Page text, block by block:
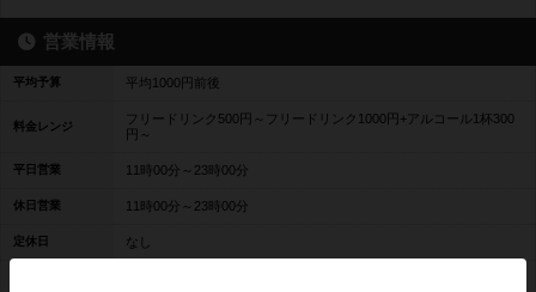
営業情報
平均予算 平均1000円前後
料金レンジ
フリードリンク500円～フリードリンク1000円+アルコール1杯300
円～
平日営業 11時00分～23時00分
休日営業 11時00分～23時00分
定休日 なし